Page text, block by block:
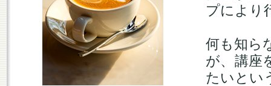
プにより
何も知ら
が、講座
たいとい